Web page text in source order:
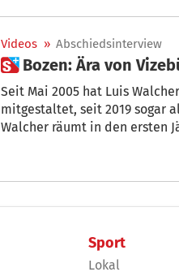
Videos » Abschiedsinterview
 Bozen: Ära von
Seit Mai 2005 hat Luis
mitgestaltet, seit 2019 sogar
Walcher räumt in den ersten
geblieben. Der Kontakt zu
Sport
Lokal